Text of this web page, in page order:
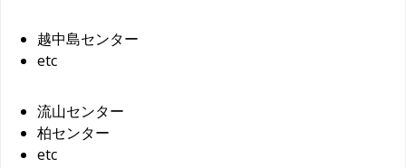
越中島センター
etc
流山センター
柏センター
etc